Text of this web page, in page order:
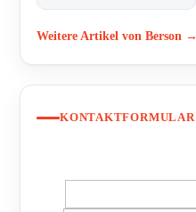
Weitere Artikel von Berson →
KONTAKTFORMULAR